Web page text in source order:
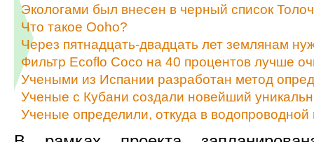
Экологами был внесен в черный список
Что такое Ooho?
Через пятнадцать-двадцать лет землянам
Фильтр Ecoflo Coco на 40 процентов лучше
Учеными из Испании разработан метод
Ученые с Кубани создали новейший
Ученые определили, откуда в